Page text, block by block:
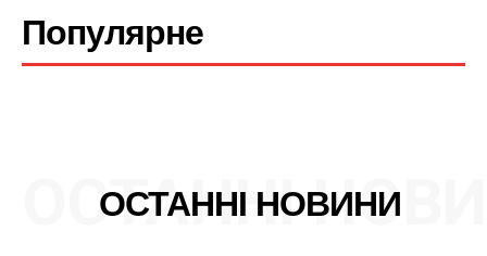
Мапа сайту
Популярне
ОСТАННІ НОВИНИ
ОСТАННІ